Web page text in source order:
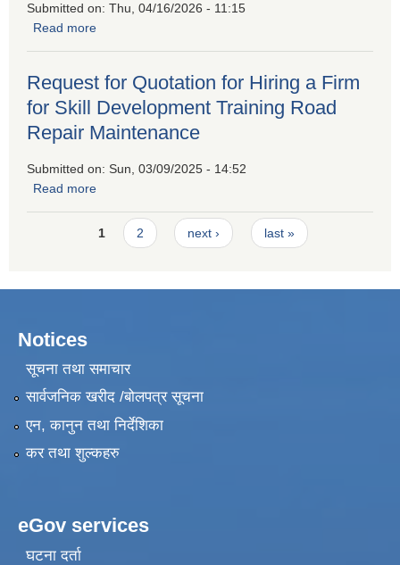
Submitted on: Thu, 04/16/2026 - 11:15
Read more
Request for Quotation for Hiring a Firm
for Skill Development Training Road
Repair Maintenance
Submitted on: Sun, 03/09/2025 - 14:52
Read more
Pages1 2 next › last »
Notices
सूचना तथा समाचार
सार्वजनिक खरीद /बोलपत्र सूचना
एन, कानुन तथा निर्देशिका
कर तथा शुल्कहरु
eGov services
घटना दर्ता